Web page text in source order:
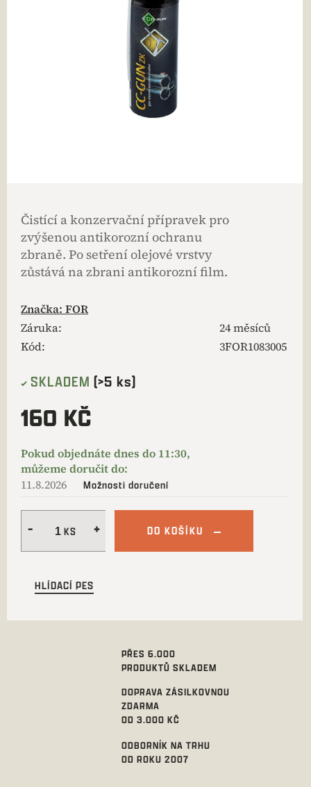
Čistící a konzervační přípravek pro
zvýšenou antikorozní ochranu
zbraně. Po setření olejové vrstvy
zůstává na zbrani antikorozní film.
Značka: FOR
Záruka:
24 měsíců
Kód:
3FOR1083005
SKLADEM (>5 ks)
160 KČ
11.8.2026 Možnosti doručení
DO KOŠÍKU
HLÍDACÍ PES
PŘES 6.000
PRODUKTŮ SKLADEM
DOPRAVA ZÁSILKOVNOU
ZDARMA
OD 3.000 KČ
ODBORNÍK NA TRHU
OD ROKU 2007